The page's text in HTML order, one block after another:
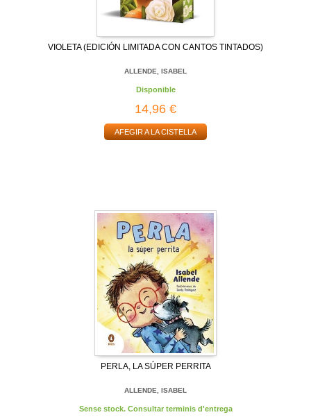
VIOLETA (EDICIÓN LIMITADA CON CANTOS TINTADOS)
ALLENDE, ISABEL
Disponible
14,96 €
AFEGIR A LA CISTELLA
PERLA, LA SÚPER PERRITA
ALLENDE, ISABEL
Sense stock. Consultar terminis d'entrega